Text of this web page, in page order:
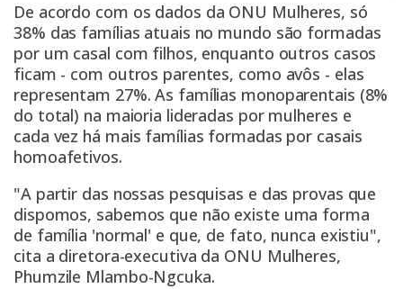
De acordo com os dados da ONU Mulheres, só
38% das famílias atuais no mundo são formadas
por um casal com filhos, enquanto outros casos
ficam - com outros parentes, como avôs - elas
representam 27%. As famílias monoparentais (8%
do total) na maioria lideradas por mulheres e
cada vez há mais famílias formadas por casais
homoafetivos.
"A partir das nossas pesquisas e das provas que
dispomos, sabemos que não existe uma forma
de família 'normal' e que, de fato, nunca existiu",
cita a diretora-executiva da ONU Mulheres,
Phumzile Mlambo-Ngcuka.